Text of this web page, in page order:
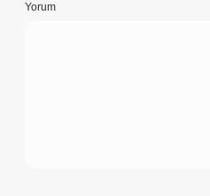
Yorum